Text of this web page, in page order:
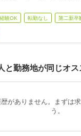
験OK 転勤なし 第二新卒
と勤務地が同じオス
がありません。まずは
う。